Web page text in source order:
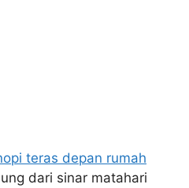
teras depan rumah
dari sinar matahari